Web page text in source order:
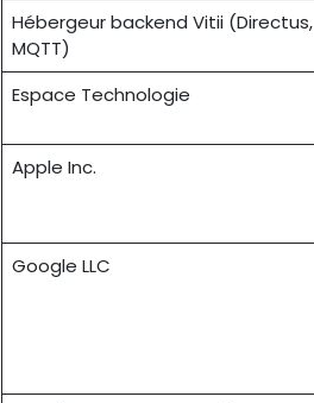
Hébergeur backend Vitii (Directus,
MQTT)
Espace Technologie
Apple Inc.
Google LLC